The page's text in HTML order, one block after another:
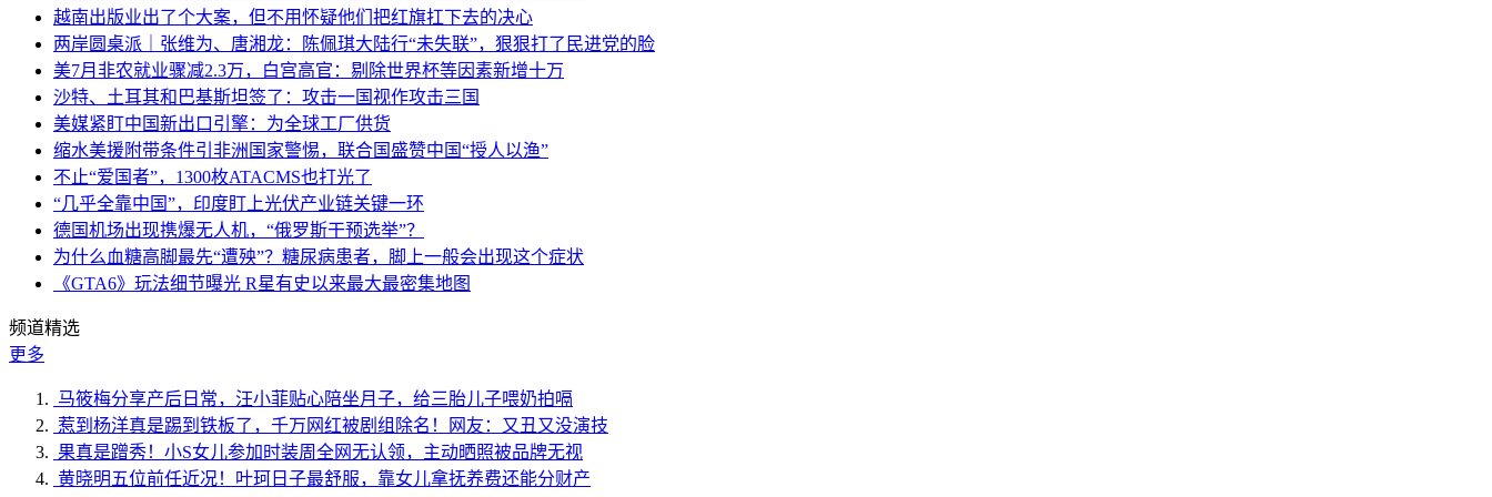
越南出版业出了个大案，但不用怀疑他们把红旗扛下去的决心
两岸圆桌派｜张维为、唐湘龙：陈佩琪大陆行“未失联”，狠狠打了民进党的脸
美7月非农就业骤减2.3万，白宫高官：剔除世界杯等因素新增十万
沙特、土耳其和巴基斯坦签了：攻击一国视作攻击三国
美媒紧盯中国新出口引擎：为全球工厂供货
缩水美援附带条件引非洲国家警惕，联合国盛赞中国“授人以渔”
不止“爱国者”，1300枚ATACMS也打光了
“几乎全靠中国”，印度盯上光伏产业链关键一环
德国机场出现携爆无人机，“俄罗斯干预选举”？
为什么血糖高脚最先“遭殃”？糖尿病患者，脚上一般会出现这个症状
《GTA6》玩法细节曝光 R星有史以来最大最密集地图
频道精选
更多
马筱梅分享产后日常，汪小菲贴心陪坐月子，给三胎儿子喂奶拍嗝
惹到杨洋真是踢到铁板了，千万网红被剧组除名！网友：又丑又没演技
果真是蹭秀！小S女儿参加时装周全网无认领，主动晒照被品牌无视
黄晓明五位前任近况！叶珂日子最舒服，靠女儿拿抚养费还能分财产